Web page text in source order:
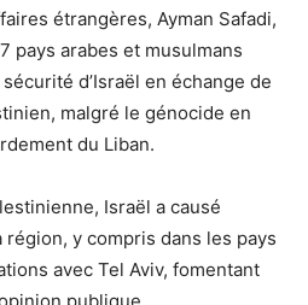
étrangères, Ayman Safadi,
pays arabes et musulmans
d’Israël en échange de
malgré le génocide en
du Liban.
Israël a causé
région, y compris dans les pays
avec Tel Aviv, fomentant
publique.